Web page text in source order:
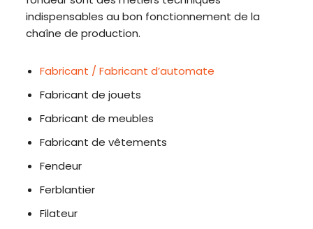
indispensables au bon fonctionnement de la
chaîne de production.
Fabricant / Fabricant d’automate
Fabricant de jouets
Fabricant de meubles
Fabricant de vêtements
Fendeur
Ferblantier
Filateur